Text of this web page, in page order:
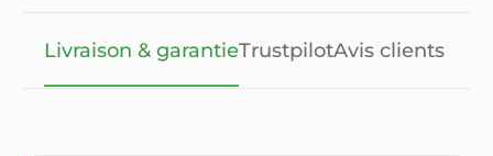
Livraison & garantieTrustpilotAvis clients